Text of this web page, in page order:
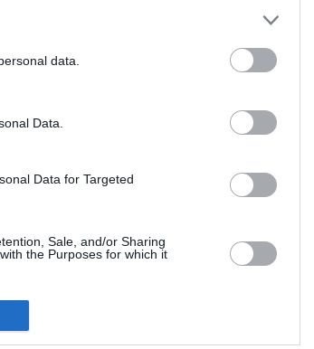
data.
Data.
Data for Targeted
Sale, and/or Sharing
the Purposes for which it
ático: "Lo que no se dice es
la venta del ático de
Kiosko.netes la
Navega por las
SÍGUENOS